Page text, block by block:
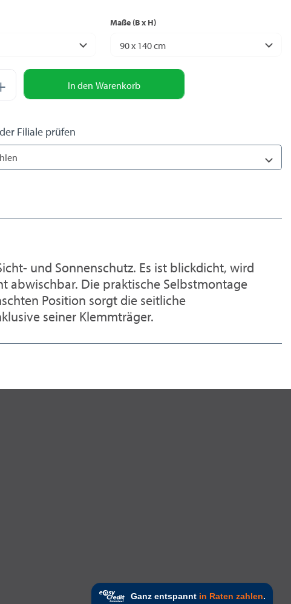
Maße (B x H)
90 x 140 cm
In den Warenkorb
Filiale prüfen
und Sonnenschutz. Es ist blickdicht, wird
abwischbar. Die praktische Selbstmontage
Position sorgt die seitliche
seiner Klemmträger.